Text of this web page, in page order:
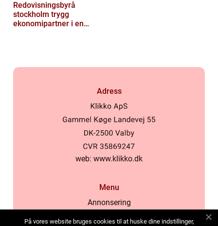
Redovisningsbyrå
stockholm trygg
ekonomipartner i en
Adress
web: www.klikko.dk
Menu
Annonsering
På vores website bruges cookies til at huske dine indstillinger,